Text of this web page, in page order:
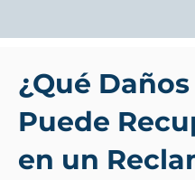
¿Qué Daños
Puede
en un